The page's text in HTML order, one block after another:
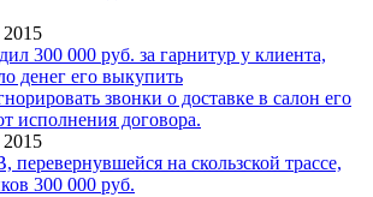
2015
300 000 руб. за гарнитур у клиента,
денег его выкупить
звонки о доставке в салон его
исполнения договора.
2015
перевернувшейся на скользской трассе,
300 000 руб.